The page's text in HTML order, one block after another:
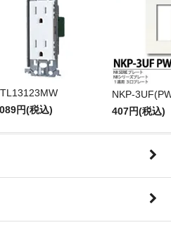
円(税込)
NKP-
407円(税込)